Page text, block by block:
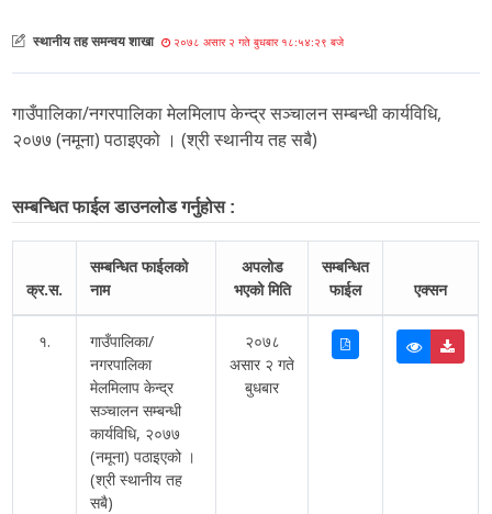
स्थानीय तह समन्वय शाखा २०७८ असार २ गते बुधबार १८:५४:२९ बजे
गाउँपालिका/नगरपालिका मेलमिलाप केन्द्र सञ्चालन सम्बन्धी कार्यविधि,
२०७७ (नमूना) पठाइएको । (श्री स्थानीय तह सबै)
सम्बन्धित फाईल डाउनलोड गर्नुहोस :
क्र.स.
सम्बन्धित फाईलको
नाम
अपलोड
भएको मिति
सम्बन्धित
फाईल
एक्सन
१.
गाउँपालिका/
नगरपालिका
मेलमिलाप केन्द्र
सञ्चालन सम्बन्धी
कार्यविधि, २०७७
(नमूना) पठाइएको ।
(श्री स्थानीय तह
सबै)
२०७८
असार २ गते
बुधबार